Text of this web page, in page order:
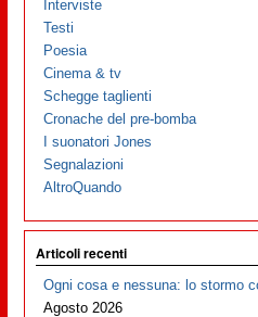
Interviste
Testi
Poesia
Cinema & tv
Schegge taglienti
Cronache del pre-bomba
I suonatori Jones
Segnalazioni
AltroQuando
Articoli recenti
Ogni cosa e nessuna: lo stormo
Agosto 2026